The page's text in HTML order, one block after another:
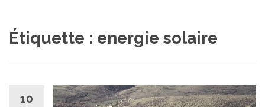
Étiquette : energie solaire
10